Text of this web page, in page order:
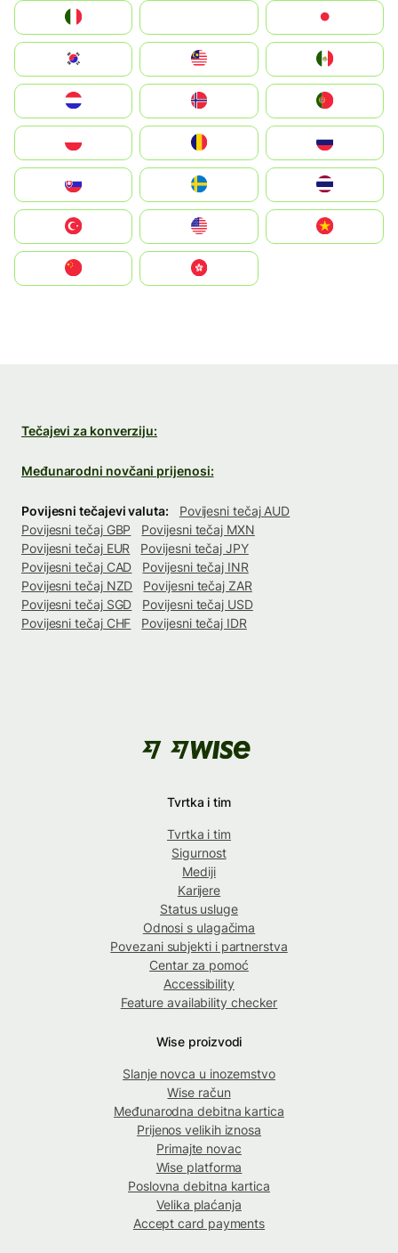
South Korea
United States
中國香港特別行政區
Tečajevi za konverziju:
Međunarodni novčani prijenosi:
Povijesni tečajevi valuta:
Povijesni tečaj AUD
Povijesni tečaj GBP
Povijesni tečaj MXN
Povijesni tečaj EUR
Povijesni tečaj JPY
Povijesni tečaj CAD
Povijesni tečaj INR
Povijesni tečaj NZD
Povijesni tečaj ZAR
Povijesni tečaj SGD
Povijesni tečaj USD
Povijesni tečaj CHF
Povijesni tečaj IDR
Tvrtka i tim
Tvrtka i tim
Sigurnost
Mediji
Karijere
Status usluge
Odnosi s ulagačima
Povezani subjekti i partnerstva
Centar za pomoć
Accessibility
Feature availability checker
Wise proizvodi
Slanje novca u inozemstvo
Wise račun
Međunarodna debitna kartica
Prijenos velikih iznosa
Primajte novac
Wise platforma
Poslovna debitna kartica
Velika plaćanja
Accept card payments